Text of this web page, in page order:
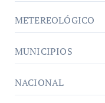
METEREOLÓGICO
MUNICIPIOS
NACIONAL